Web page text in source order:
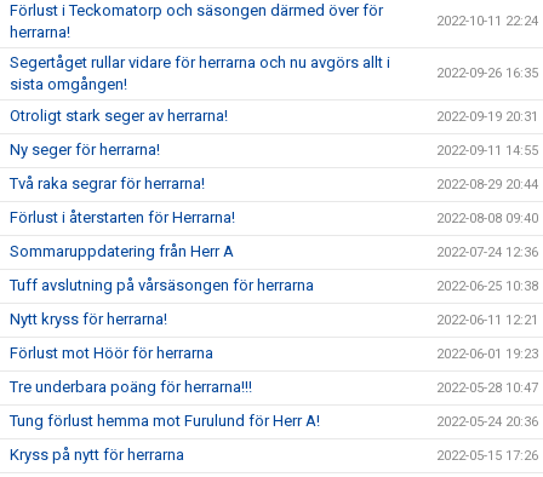
Förlust i Teckomatorp och säsongen därmed över för
herrarna!
2022-10-11 22:24
Segertåget rullar vidare för herrarna och nu avgörs allt i
sista omgången!
2022-09-26 16:35
Otroligt stark seger av herrarna! 2022-09-19 20:31
Ny seger för herrarna! 2022-09-11 14:55
Två raka segrar för herrarna! 2022-08-29 20:44
Förlust i återstarten för Herrarna! 2022-08-08 09:40
Sommaruppdatering från Herr A 2022-07-24 12:36
Tuff avslutning på vårsäsongen för herrarna 2022-06-25 10:38
Nytt kryss för herrarna! 2022-06-11 12:21
Förlust mot Höör för herrarna 2022-06-01 19:23
Tre underbara poäng för herrarna!!! 2022-05-28 10:47
Tung förlust hemma mot Furulund för Herr A! 2022-05-24 20:36
Kryss på nytt för herrarna 2022-05-15 17:26